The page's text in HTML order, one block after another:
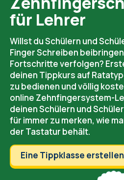
für Lehrer
Willst du Schülern und
Finger Schreiben
Fortschritte verfolgen?
deinen Tippkurs auf
zu bedienen und völlig
online Zehnfingersystem-
deinen Schülern und
für immer zu merken, wie
der Tastatur behält.
Eine Tippklasse erstellen